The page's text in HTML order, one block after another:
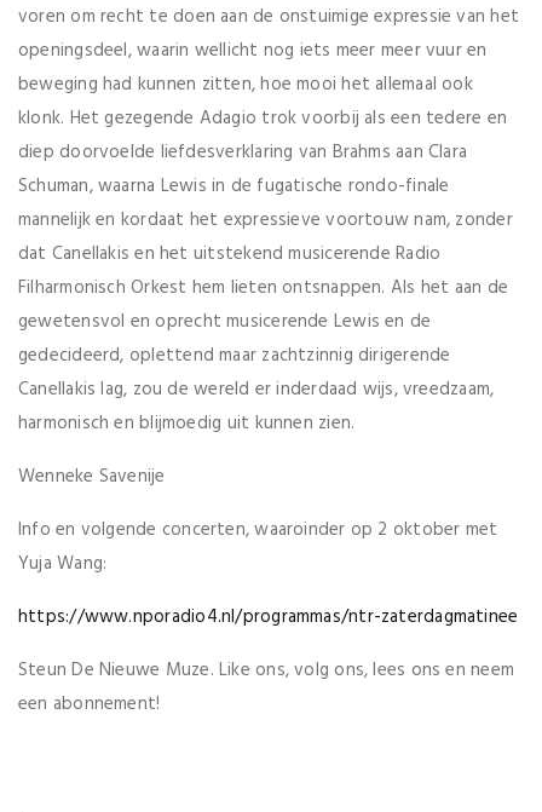
voren om recht te doen aan de onstuimige expressie van het
openingsdeel, waarin wellicht nog iets meer meer vuur en
beweging had kunnen zitten, hoe mooi het allemaal ook
klonk. Het gezegende Adagio trok voorbij als een tedere en
diep doorvoelde liefdesverklaring van Brahms aan Clara
Schuman, waarna Lewis in de fugatische rondo-finale
mannelijk en kordaat het expressieve voortouw nam, zonder
dat Canellakis en het uitstekend musicerende Radio
Filharmonisch Orkest hem lieten ontsnappen. Als het aan de
gewetensvol en oprecht musicerende Lewis en de
gedecideerd, oplettend maar zachtzinnig dirigerende
Canellakis lag, zou de wereld er inderdaad wijs, vreedzaam,
harmonisch en blijmoedig uit kunnen zien.
Wenneke Savenije
Info en volgende concerten, waaroinder op 2 oktober met
Yuja Wang:
https://www.nporadio4.nl/programmas/ntr-zaterdagmatinee
Steun De Nieuwe Muze. Like ons, volg ons, lees ons en neem
een abonnement!